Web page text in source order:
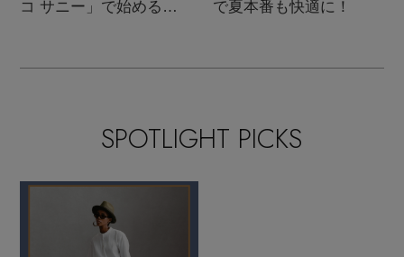
コ サニー」で始める秋
で夏本番も快適に！
SPOTLIGHT PICKS